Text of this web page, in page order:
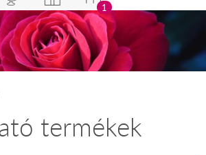
1
termékek